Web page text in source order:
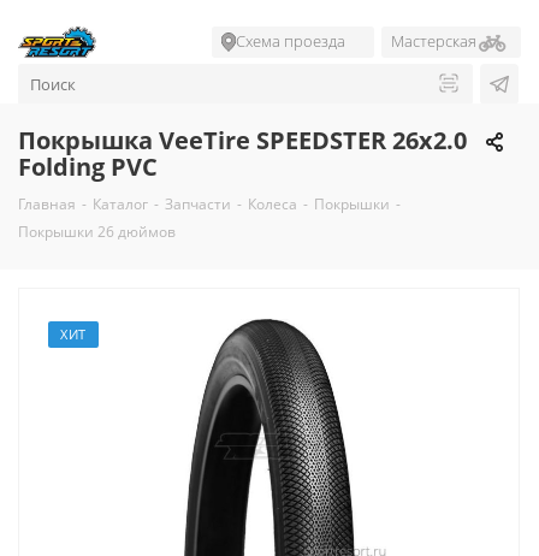
Схема проезда Мастерская
Покрышка VeeTire SPEEDSTER 26x2.0
Folding PVC
Главная - Каталог - Запчасти - Колеса - Покрышки -
Покрышки 26 дюймов
ХИТ